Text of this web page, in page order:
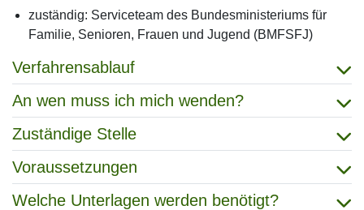
zuständig: Serviceteam des Bundesministeriums für
Familie, Senioren, Frauen und Jugend (BMFSFJ)
Verfahrensablauf
An wen muss ich mich wenden?
Zuständige Stelle
Voraussetzungen
Welche Unterlagen werden benötigt?